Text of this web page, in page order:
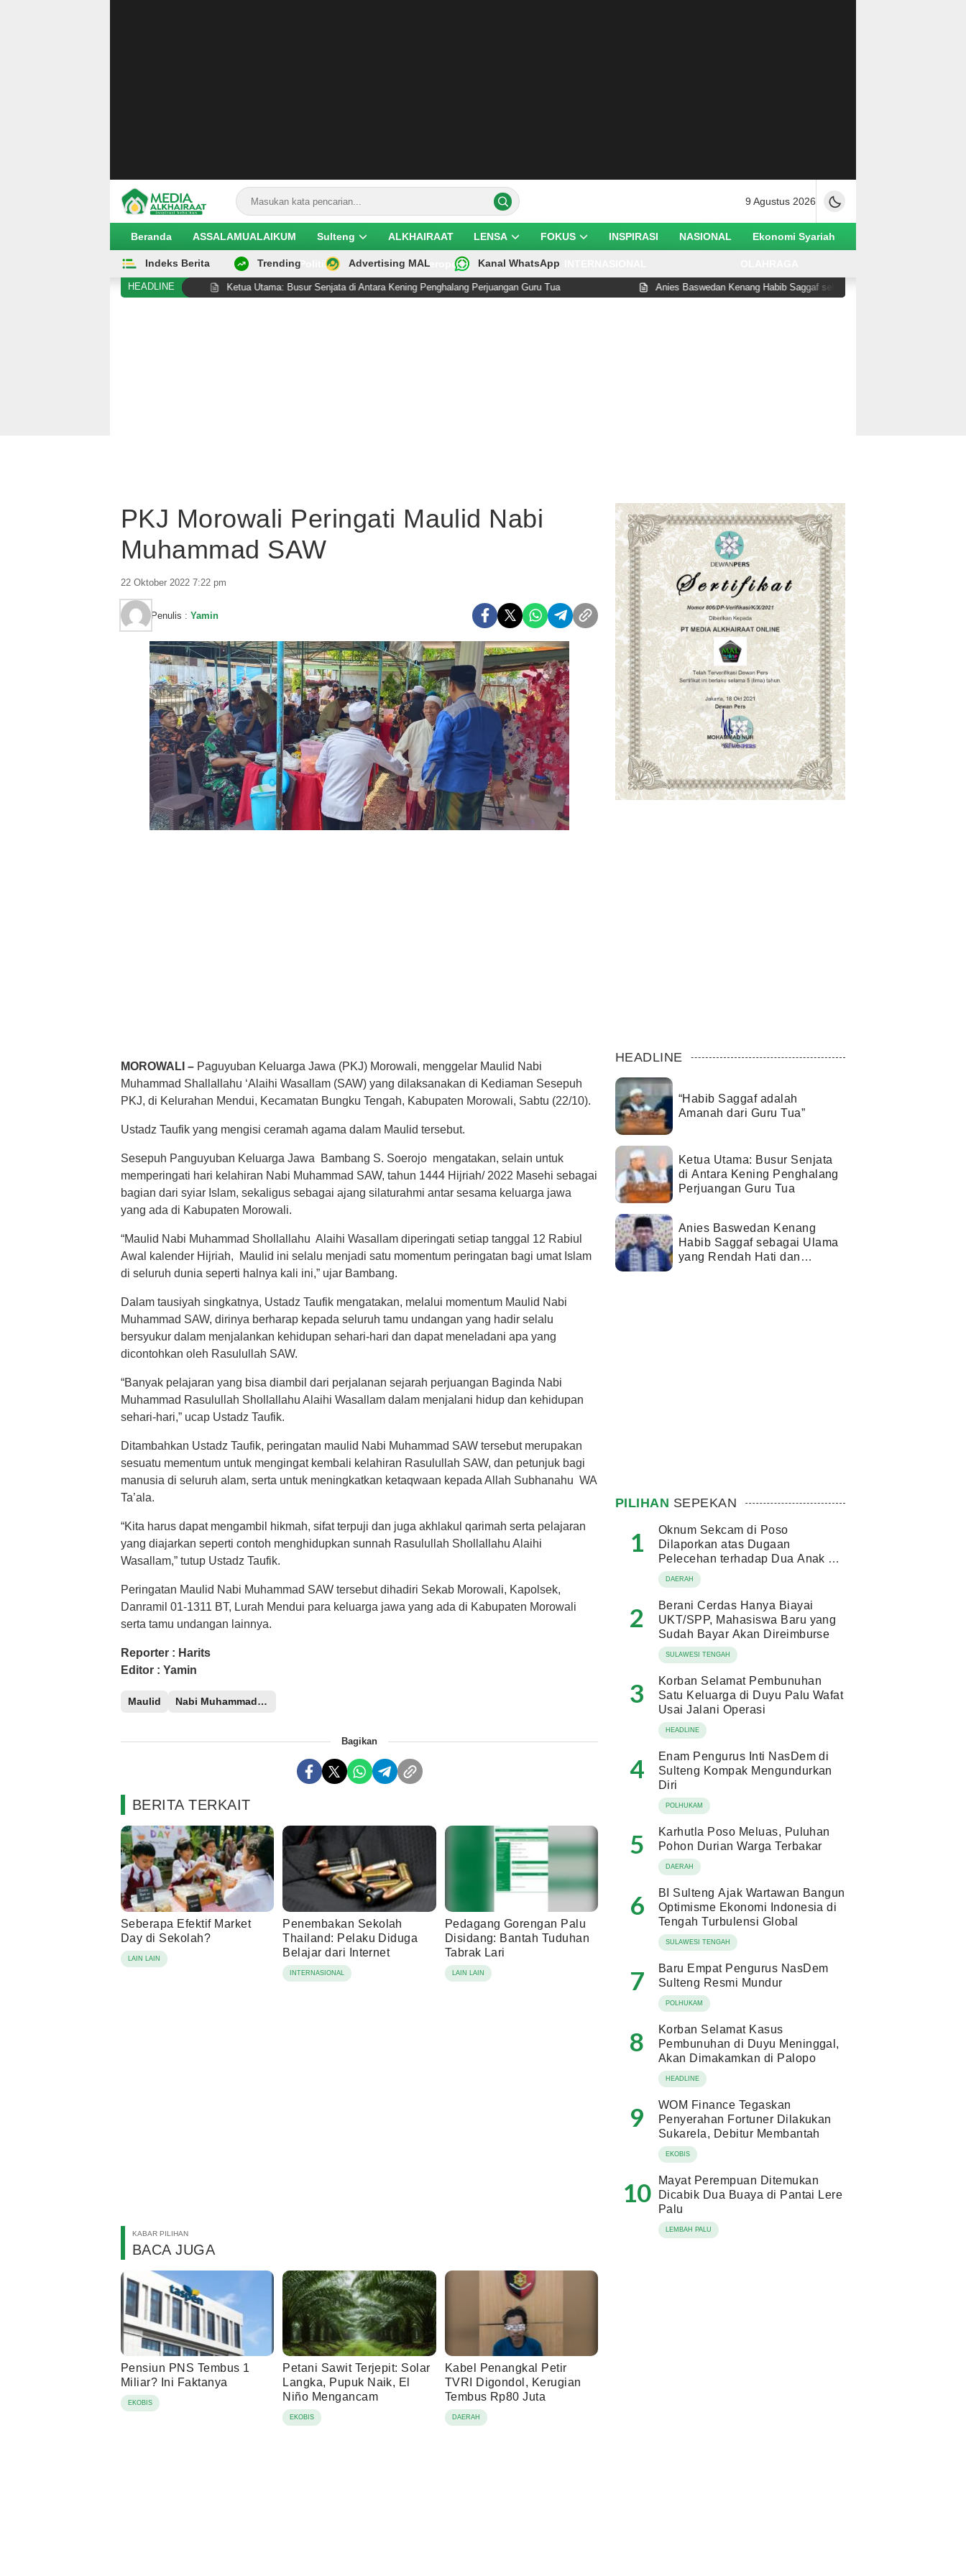
9 Agustus 2026
Beranda ASSALAMUALAIKUM Sulteng ALKHAIRAAT LENSA FOKUS INSPIRASI NASIONAL Ekonomi Syariah
EKOBIS Politik Teropong
Indeks Berita Trending Advertising MAL Kanal WhatsApp
HEADLINEKetua Utama: Busur Senjata di Antara Kening Penghalang Perjuangan Guru Tua Anies Baswedan Kenang Habib Saggaf sebagai Ulama yang Rendah Hati dan Perekat
PKJ Morowali Peringati Maulid Nabi
Muhammad SAW
22 Oktober 2022 7:22 pm
Penulis : Yamin
MOROWALI – Paguyuban Keluarga Jawa (PKJ) Morowali, menggelar Maulid Nabi
Muhammad Shallallahu ‘Alaihi Wasallam (SAW) yang dilaksanakan di Kediaman Sesepuh
PKJ, di Kelurahan Mendui, Kecamatan Bungku Tengah, Kabupaten Morowali, Sabtu (22/10).
Ustadz Taufik yang mengisi ceramah agama dalam Maulid tersebut.
Sesepuh Panguyuban Keluarga Jawa Bambang S. Soerojo mengatakan, selain untuk
memperingati hari kelahiran Nabi Muhammad SAW, tahun 1444 Hijriah/ 2022 Masehi sebagai
bagian dari syiar Islam, sekaligus sebagai ajang silaturahmi antar sesama keluarga jawa
yang ada di Kabupaten Morowali.
“Maulid Nabi Muhammad Shollallahu Alaihi Wasallam diperingati setiap tanggal 12 Rabiul
Awal kalender Hijriah, Maulid ini selalu menjadi satu momentum peringatan bagi umat Islam
di seluruh dunia seperti halnya kali ini,” ujar Bambang.
Dalam tausiyah singkatnya, Ustadz Taufik mengatakan, melalui momentum Maulid Nabi
Muhammad SAW, dirinya berharap kepada seluruh tamu undangan yang hadir selalu
bersyukur dalam menjalankan kehidupan sehari-hari dan dapat meneladani apa yang
dicontohkan oleh Rasulullah SAW.
“Banyak pelajaran yang bisa diambil dari perjalanan sejarah perjuangan Baginda Nabi
Muhammad Rasulullah Shollallahu Alaihi Wasallam dalam menjalani hidup dan kehidupan
sehari-hari,” ucap Ustadz Taufik.
Ditambahkan Ustadz Taufik, peringatan maulid Nabi Muhammad SAW tersebut merupakan
sesuatu mementum untuk mengingat kembali kelahiran Rasulullah SAW, dan petunjuk bagi
manusia di seluruh alam, serta untuk meningkatkan ketaqwaan kepada Allah Subhanahu WA
Ta’ala.
“Kita harus dapat mengambil hikmah, sifat terpuji dan juga akhlakul qarimah serta pelajaran
yang diajarkan seperti contoh menghidupkan sunnah Rasulullah Shollallahu Alaihi
Wasallam,” tutup Ustadz Taufik.
Peringatan Maulid Nabi Muhammad SAW tersebut dihadiri Sekab Morowali, Kapolsek,
Danramil 01-1311 BT, Lurah Mendui para keluarga jawa yang ada di Kabupaten Morowali
serta tamu undangan lainnya.
Reporter : Harits
Editor : Yamin
Maulid Nabi Muhammad SAW
Bagikan
BERITA TERKAIT
Seberapa Efektif Market
Day di Sekolah?
LAIN LAIN
Penembakan Sekolah
Thailand: Pelaku Diduga
Belajar dari Internet
INTERNASIONAL
Pedagang Gorengan Palu
Disidang: Bantah Tuduhan
Tabrak Lari
LAIN LAIN
KABAR PILIHAN
BACA JUGA
Pensiun PNS Tembus 1
Miliar? Ini Faktanya
EKOBIS
Petani Sawit Terjepit: Solar
Langka, Pupuk Naik, El
Niño Mengancam
EKOBIS
Kabel Penangkal Petir
TVRI Digondol, Kerugian
Tembus Rp80 Juta
DAERAH
HEADLINE
“Habib Saggaf adalah
Amanah dari Guru Tua”
Ketua Utama: Busur Senjata
di Antara Kening Penghalang
Perjuangan Guru Tua
Anies Baswedan Kenang
Habib Saggaf sebagai Ulama
yang Rendah Hati dan
PILIHAN SEPEKAN
1
Oknum Sekcam di Poso
Dilaporkan atas Dugaan
Pelecehan terhadap Dua Anak di
Bawah Umur
DAERAH
2
Berani Cerdas Hanya Biayai
UKT/SPP, Mahasiswa Baru yang
Sudah Bayar Akan Direimburse
SULAWESI TENGAH
3
Korban Selamat Pembunuhan
Satu Keluarga di Duyu Palu Wafat
Usai Jalani Operasi
HEADLINE
4
Enam Pengurus Inti NasDem di
Sulteng Kompak Mengundurkan
Diri
POLHUKAM
5
Karhutla Poso Meluas, Puluhan
Pohon Durian Warga Terbakar
DAERAH
6
BI Sulteng Ajak Wartawan Bangun
Optimisme Ekonomi Indonesia di
Tengah Turbulensi Global
SULAWESI TENGAH
7
Baru Empat Pengurus NasDem
Sulteng Resmi Mundur
POLHUKAM
8
Korban Selamat Kasus
Pembunuhan di Duyu Meninggal,
Akan Dimakamkan di Palopo
HEADLINE
9
WOM Finance Tegaskan
Penyerahan Fortuner Dilakukan
Sukarela, Debitur Membantah
EKOBIS
10
Mayat Perempuan Ditemukan
Dicabik Dua Buaya di Pantai Lere
Palu
LEMBAH PALU